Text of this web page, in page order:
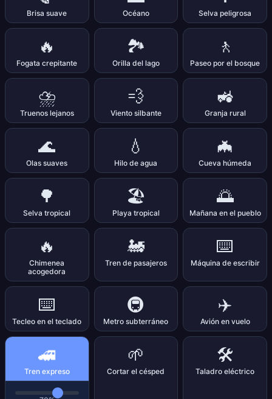
Brisa suave Océano Selva peligrosa
🔥
Fogata crepitante
🏞️
Orilla del lago
🚶
Paseo por el bosque
⛈️
Truenos lejanos
💨
Viento silbante
🚜
Granja rural
🌊
Olas suaves
💧
Hilo de agua
🦇
Cueva húmeda
🌳
Selva tropical
🏖️
Playa tropical
🌅
Mañana en el pueblo
🔥
Chimenea
acogedora
🚂
Tren de pasajeros
⌨️
Máquina de escribir
⌨️
Tecleo en el teclado
🚇
Metro subterráneo
✈️
Avión en vuelo
🚄
Tren expreso
🌱
Cortar el césped
🛠️
Taladro eléctrico